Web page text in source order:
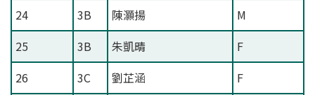
24
3B 陳灝揚
M
25
3B 朱凱晴
F
26
3C 劉芷涵
F